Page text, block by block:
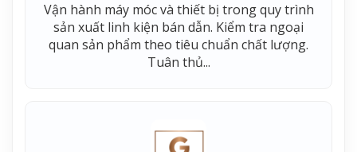
Vận hành máy móc và thiết bị trong quy trình
sản xuất linh kiện bán dẫn. Kiểm tra ngoại
quan sản phẩm theo tiêu chuẩn chất lượng.
Tuân thủ...